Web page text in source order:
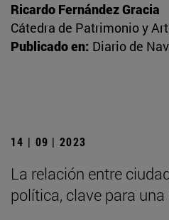
Ricardo Fernández Gracia
Cátedra de Patrimonio y
Publicado en: Diario de
14 | 09 | 2023
La relación entre
política, clave para